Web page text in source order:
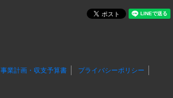
事業計画・収支予算書 プライバシーポリシー